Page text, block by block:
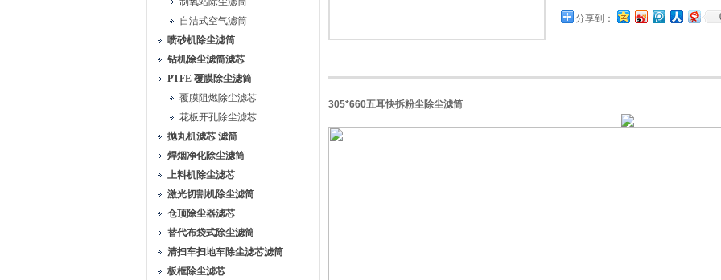
自洁式空气滤筒
喷砂机除尘滤筒
钻机除尘滤筒滤芯
PTFE 覆膜除尘滤筒
覆膜阻燃除尘滤芯
花板开孔除尘滤芯
抛丸机滤芯 滤筒
焊烟净化除尘滤筒
上料机除尘滤芯
激光切割机除尘滤筒
仓顶除尘器滤芯
替代布袋式除尘滤筒
清扫车扫地车除尘滤芯滤筒
板框除尘滤芯
分享到：
305*660五耳快拆粉尘除尘滤筒